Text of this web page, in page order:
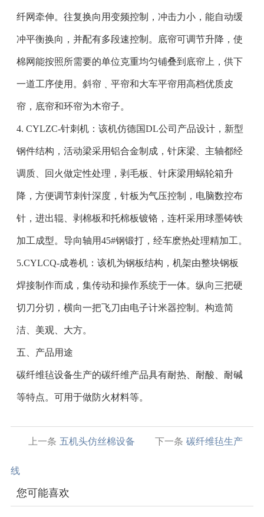
纤网牵伸。往复换向用变频控制，冲击力小，能自动缓
冲平衡换向，并配有多段速控制。底帘可调节升降，使
棉网能按照所需要的单位克重均匀铺叠到底帘上，供下
一道工序使用。斜帘﹑平帘和大车平帘用高档优质皮
帘，底帘和环帘为木帘子。
4. CYLZC-针刺机：该机仿德国DL公司产品设计，新型
钢件结构，活动梁采用铝合金制成，针床梁、主轴都经
调质、回火做定性处理，剥毛板、针床梁用蜗轮箱升
降，方便调节刺针深度，针板为气压控制，电脑数控布
针，进出辊、剥棉板和托棉板镀铬，连杆采用球墨铸铁
加工成型。导向轴用45#钢锻打，经车麽热处理精加工。
5.CYLCQ-成卷机：该机为钢板结构，机架由整块钢板
焊接制作而成，集传动和操作系统于一体。纵向三把硬
切刀分切，横向一把飞刀由电子计米器控制。构造简
洁、美观、大方。
五、产品用途
碳纤维毡设备生产的碳纤维产品具有耐热、耐酸、耐碱
等特点。可用于做防火材料等。
上一条 五机头仿丝棉设备 下一条 碳纤维毡生产
线
您可能喜欢